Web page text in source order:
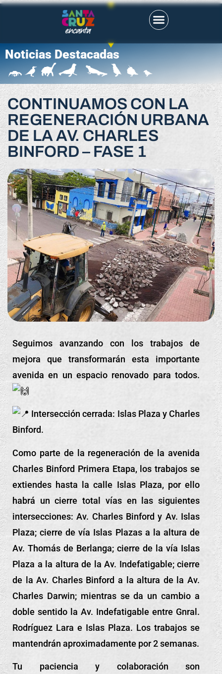
Noticias Destacadas
CONTINUAMOS CON LA
REGENERACIÓN URBANA
DE LA AV. CHARLES
BINFORD – FASE 1
Seguimos avanzando con los trabajos de
mejora que transformarán esta importante
avenida en un espacio renovado para todos.
Intersección cerrada: Islas Plaza y Charles
Binford.
Como parte de la regeneración de la avenida
Charles Binford Primera Etapa, los trabajos se
extiendes hasta la calle Islas Plaza, por ello
habrá un cierre total vías en las siguientes
intersecciones: Av. Charles Binford y Av. Islas
Plaza; cierre de vía Islas Plazas a la altura de
Av. Thomás de Berlanga; cierre de la vía Islas
Plaza a la altura de la Av. Indefatigable; cierre
de la Av. Charles Binford a la altura de la Av.
Charles Darwin; mientras se da un cambio a
doble sentido la Av. Indefatigable entre Gnral.
Rodríguez Lara e Islas Plaza. Los trabajos se
mantendrán aproximadamente por 2 semanas.
Tu paciencia y colaboración son